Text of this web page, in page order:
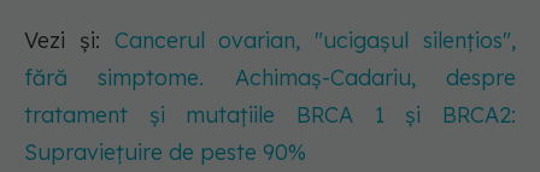
Vezi și: Cancerul ovarian, "ucigașul silențios",
fără simptome. Achimaș-Cadariu, despre
tratament și mutațiile BRCA 1 și BRCA2:
Supraviețuire de peste 90%